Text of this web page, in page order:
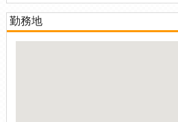
勤務地